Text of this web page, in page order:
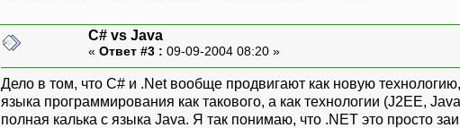
C# vs Java
« Ответ #3 : 09-09-2004 08:20 »
Дело в том, что C# и .Net вообще продвигают как новую
языка программирования как такового, а как технологии (J2EE,
полная калька с языка Java. Я так понимаю, что .NET это просто